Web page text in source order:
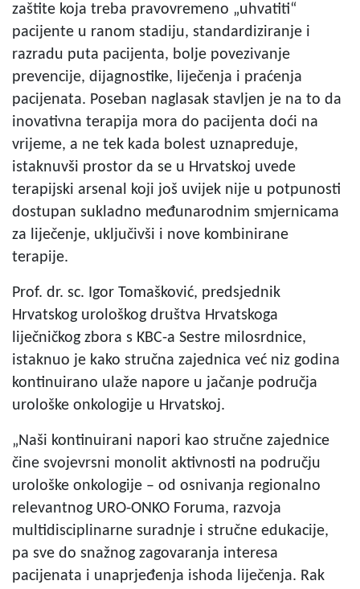
zaštite koja treba pravovremeno „uhvatiti“
pacijente u ranom stadiju, standardiziranje i
razradu puta pacijenta, bolje povezivanje
prevencije, dijagnostike, liječenja i praćenja
pacijenata. Poseban naglasak stavljen je na to da
inovativna terapija mora do pacijenta doći na
vrijeme, a ne tek kada bolest uznapreduje,
istaknuvši prostor da se u Hrvatskoj uvede
terapijski arsenal koji još uvijek nije u potpunosti
dostupan sukladno međunarodnim smjernicama
za liječenje, uključivši i nove kombinirane
terapije.
Prof. dr. sc. Igor Tomašković, predsjednik
Hrvatskog urološkog društva Hrvatskoga
liječničkog zbora s KBC-a Sestre milosrdnice,
istaknuo je kako stručna zajednica već niz godina
kontinuirano ulaže napore u jačanje područja
urološke onkologije u Hrvatskoj.
„Naši kontinuirani napori kao stručne zajednice
čine svojevrsni monolit aktivnosti na području
urološke onkologije – od osnivanja regionalno
relevantnog URO-ONKO Foruma, razvoja
multidisciplinarne suradnje i stručne edukacije,
pa sve do snažnog zagovaranja interesa
pacijenata i unaprjeđenja ishoda liječenja. Rak